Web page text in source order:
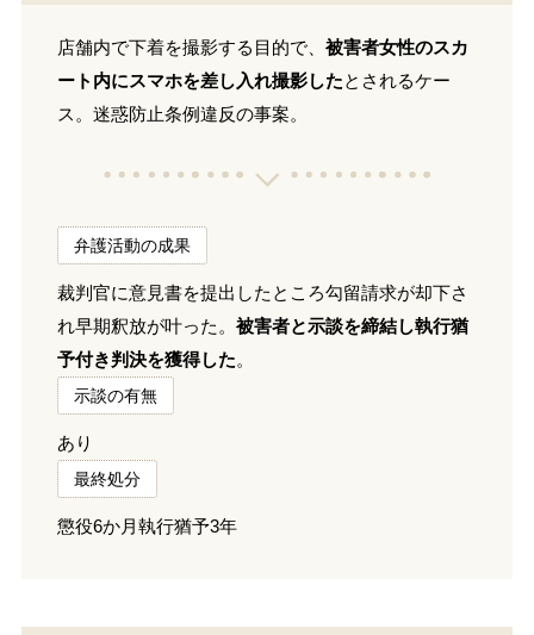
店舗内で下着を撮影する目的で、 被害者女性のスカ
ート内にスマホを差し入れ撮影したとされるケー
ス。迷惑防止条例違反の事案。
弁護活動の成果
裁判官に意見書を提出したところ勾留請求が却下さ
れ早期釈放が叶った。 被害者と示談を締結し執行猶
予付き判決を獲得した。
示談の有無
あり
最終処分
懲役6か月執行猶予3年